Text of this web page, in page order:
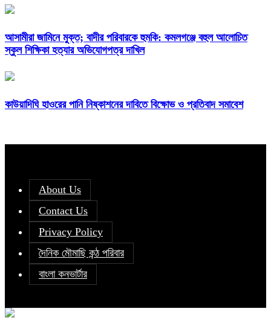
আসামীরা জামিনে মুক্ত; বাদীর পরিবারকে হুমকি: কমলগঞ্জে বহুল আলোচিত
স্কুল শিক্ষিকা হত্যার অভিযোগপত্র দাখিল
কাউয়াদিঘি হাওরের পানি নিষ্কাশনের দাবিতে বিক্ষোভ ও প্রতিবাদ সমাবেশ
About Us
Contact Us
Privacy Policy
দৈনিক মৌমাছি কন্ঠ পরিবার
বাংলা কনভার্টার